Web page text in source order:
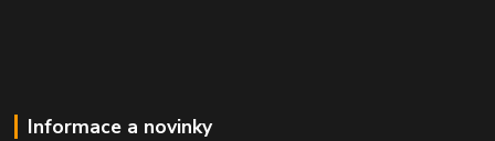
Informace a novinky